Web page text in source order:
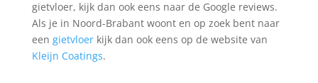
gietvloer, kijk dan ook eens naar de Google reviews.
Als je in Noord-Brabant woont en op zoek bent naar
een gietvloerkijk dan ook eens op de website van
Kleijn Coatings.